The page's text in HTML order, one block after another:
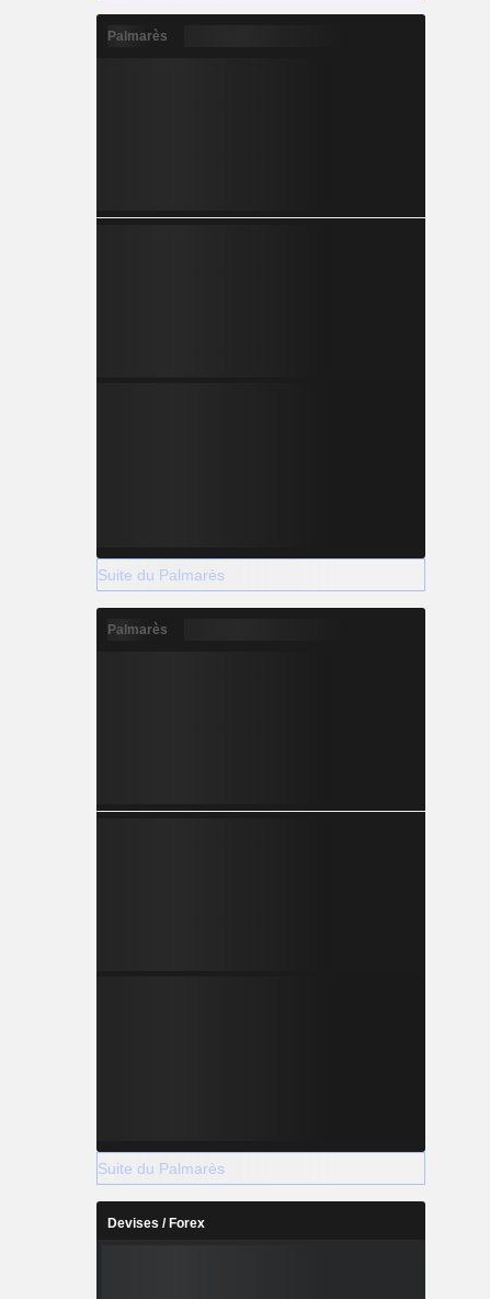
Palmarès
Suite du Palmarès
Palmarès
Suite du Palmarès
Devises / Forex